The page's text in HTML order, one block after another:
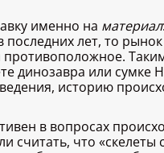
именно на материал
лет, то рынок
динозавра или сумке
историю
в вопросах
что «скелеты